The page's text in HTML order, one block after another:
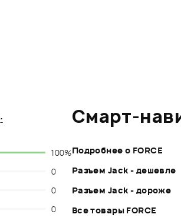
.
100%
0
0
0
Смарт-
Подробнее о FORCE
Разъем Jack - дешевле
Разъем Jack - дороже
Все товары FORCE